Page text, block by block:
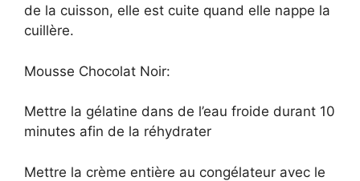
de la cuisson, elle est cuite quand elle nappe la
cuillère.
Mousse Chocolat Noir:
Mettre la gélatine dans de l’eau froide durant 10
minutes afin de la réhydrater
Mettre la crème entière au congélateur avec le